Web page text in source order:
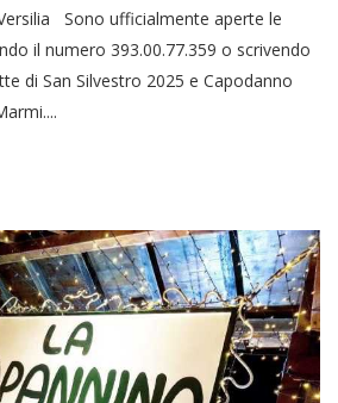
Sono ufficialmente aperte le
il numero 393.00.77.359 o scrivendo
di San Silvestro 2025 e Capodanno